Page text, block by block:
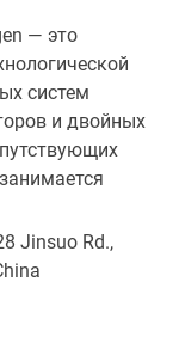
— это
систем
и двойных
Jinsuo Rd.,